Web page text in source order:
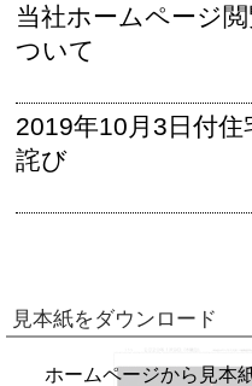
当社ホームページ
ついて
2019年10月3日付
詫び
見本紙をダウンロード
ホームページから見本